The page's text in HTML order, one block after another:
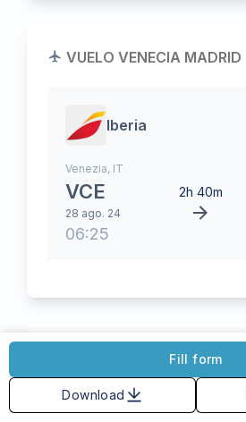
Fill form
Download
VUELO VENECIA MADRID
Iberia
Venezia, IT
VCE
28 ago. 24
06:25
2h 40m
VUELO MADRID SEVILLA